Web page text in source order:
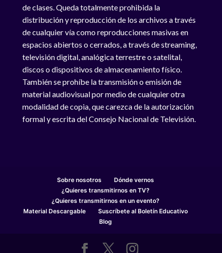
de clases. Queda totalmente prohibida la
distribución y reproducción de los archivos a través
de cualquier vía como reproducciones masivas en
espacios abiertos o cerrados, a través de streaming,
televisión digital, analógica terrestre o satelital,
discos o dispositivos de almacenamiento físico.
También se prohíbe la transmisión o emisión de
material audiovisual por medio de cualquier otra
modalidad de copia, que carezca de la autorización
formal y escrita del Consejo Nacional de Televisión.
Sobre nosotros
Dónde vernos
¿Quieres transmitirnos en TV?
¿Quieres transmitirnos en un evento?
Material Descargable
Suscríbete al Boletín Educativo
Blog